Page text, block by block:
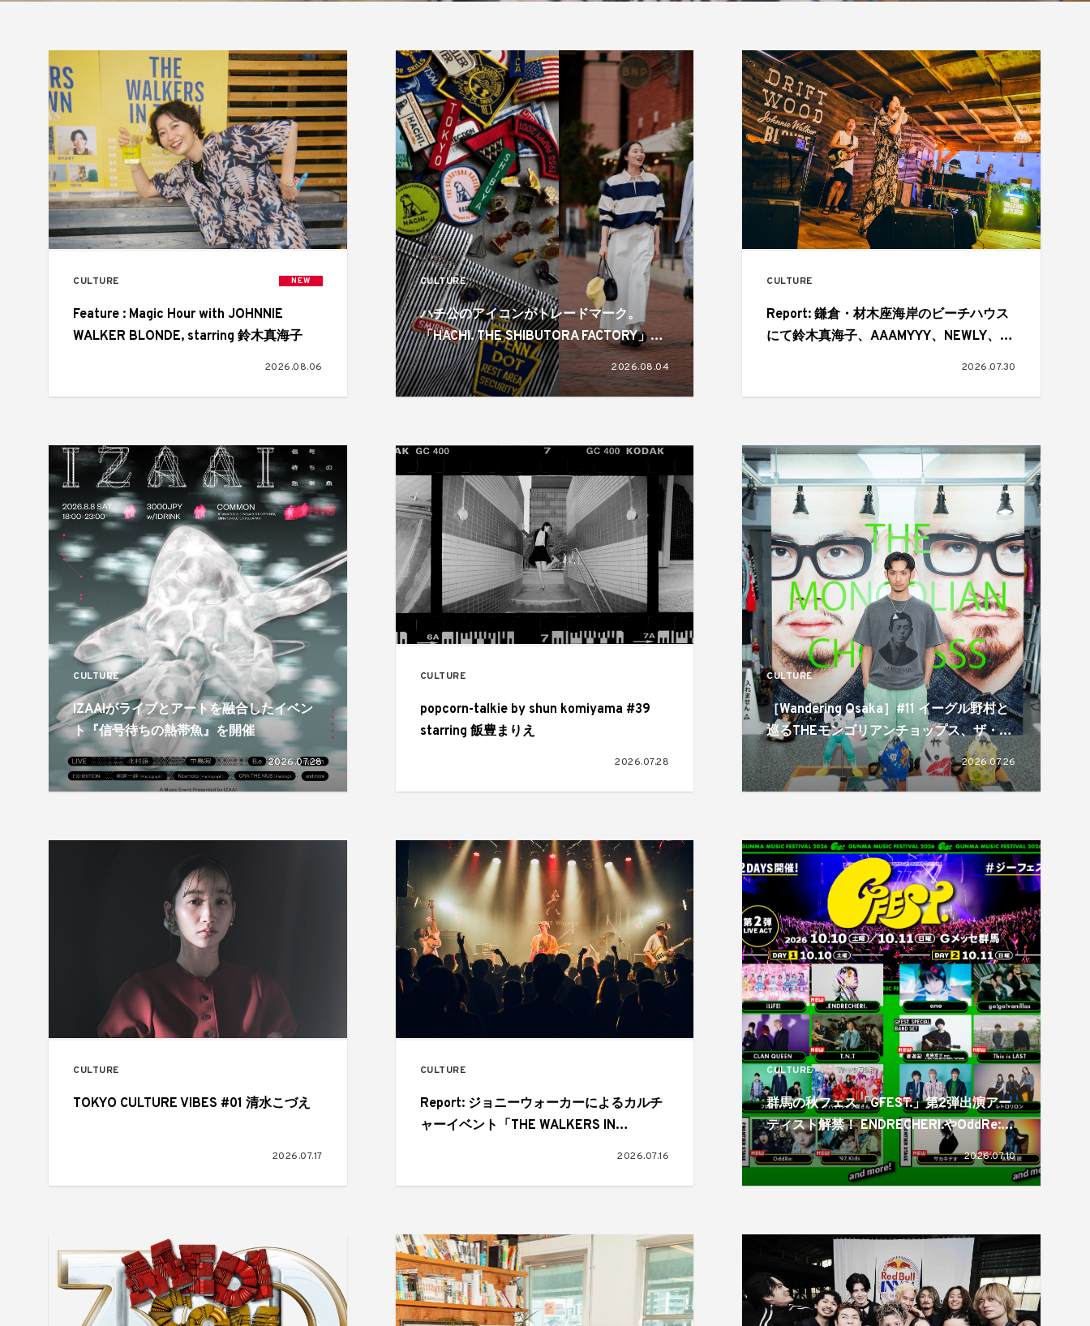
CULTURE NEW
Feature : Magic Hour with JOHNNIE
WALKER BLONDE, starring 鈴木真海子
2026.08.06
CULTURE
ハチ公のアイコンがトレードマーク。
「HACHI. THE SHIBUTORA FACTORY」の
ポップアップが代官山・蔦屋書店で開催中
2026.08.04
CULTURE
Report: 鎌倉・材木座海岸のビーチハウス
にて鈴木真海子、AAAMYYY、NEWLY、
WALKERS IN TOWN SESSIONS Vol.6」が
2026.07.30
CULTURE
IZAAIがライブとアートを融合したイベン
ト『信号待ちの熱帯魚』を開催
2026.07.28
CULTURE
popcorn-talkie by shun komiyama #39
starring 飯豊まりえ
2026.07.28
CULTURE
［Wandering Osaka］#11 イーグル野村と
巡るTHEモンゴリアンチョップス、ザ・モ
チベーションショップ、十四才
2026.07.26
CULTURE
TOKYO CULTURE VIBES #01 清水こづえ
2026.07.17
CULTURE
Report: ジョニーウォーカーによるカルチ
ャーイベント「THE WALKERS IN
2026.07.16
CULTURE
群馬の秋フェス「GFEST.」第2弾出演アー
ティスト解禁！ ENDRECHERI.やOddRe:、
ユニゾンの斎藤宏介もスペシャルバンドセ
ットで登場
2026.07.10